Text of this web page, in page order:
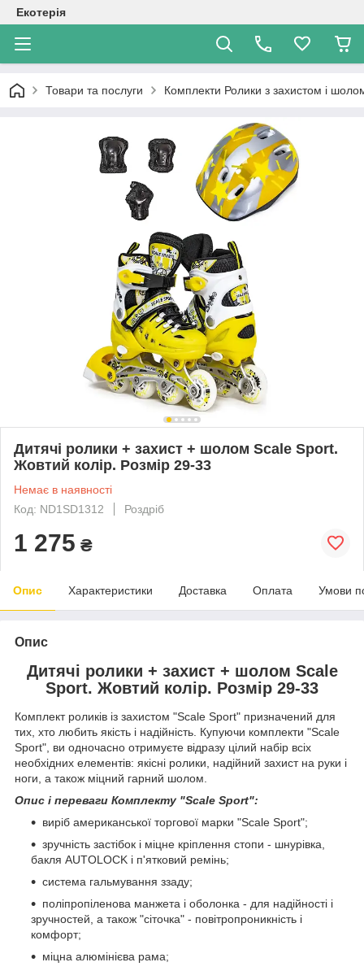
Екотерія
Товари та послуги Комплекти Ролики з захистом і
Дитячі ролики + захист + шолом Scale Sport.
Жовтий колір. Розмір 29-33
Немає в наявності
Код: ND1SD1312
Роздріб
1 275 ₴
Опис Характеристики Доставка Оплата Умови
Опис
Дитячі ролики + захист + шолом Scale
Sport. Жовтий колір. Розмір 29-33
Комплект роликів із захистом "Scale Sport" призначений для
тих, хто любить якість і надійність. Купуючи комплекти "Scale
Sport", ви одночасно отримуєте відразу цілий набір всіх
необхідних елементів: якісні ролики, надійний захист на руки і
ноги, а також міцний гарний шолом.
Опис і переваги Комплекту "Scale Sport":
виріб американської торгової марки "Scale Sport";
зручність застібок і міцне кріплення стопи - шнурівка,
бакля AUTОLOCK і п'ятковий ремінь;
система гальмування ззаду;
поліпропіленова манжета і оболонка - для надійності і
зручностей, а також "сіточка" - повітропроникність і
комфорт;
міцна алюмінієва рама;